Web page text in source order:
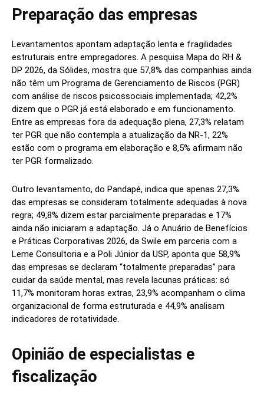
Preparação das empresas
Levantamentos apontam adaptação lenta e fragilidades
estruturais entre empregadores. A pesquisa Mapa do RH &
DP 2026, da Sólides, mostra que 57,8% das companhias ainda
não têm um Programa de Gerenciamento de Riscos (PGR)
com análise de riscos psicossociais implementada; 42,2%
dizem que o PGR já está elaborado e em funcionamento.
Entre as empresas fora da adequação plena, 27,3% relatam
ter PGR que não contempla a atualização da NR-1, 22%
estão com o programa em elaboração e 8,5% afirmam não
ter PGR formalizado.
Outro levantamento, do Pandapé, indica que apenas 27,3%
das empresas se consideram totalmente adequadas à nova
regra; 49,8% dizem estar parcialmente preparadas e 17%
ainda não iniciaram a adaptação. Já o Anuário de Benefícios
e Práticas Corporativas 2026, da Swile em parceria com a
Leme Consultoria e a Poli Júnior da USP, aponta que 58,9%
das empresas se declaram “totalmente preparadas” para
cuidar da saúde mental, mas revela lacunas práticas: só
11,7% monitoram horas extras, 23,9% acompanham o clima
organizacional de forma estruturada e 44,9% analisam
indicadores de rotatividade.
Opinião de especialistas e
fiscalização